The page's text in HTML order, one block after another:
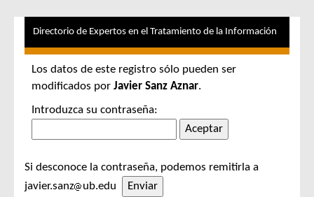
Directorio de Expertos en el Tratamiento de la Información
Los datos de este registro sólo pueden ser
modificados por Javier Sanz Aznar.
Introduzca su contraseña:
Si desconoce la contraseña, podemos remitirla a
javier.sanz
ub.edu